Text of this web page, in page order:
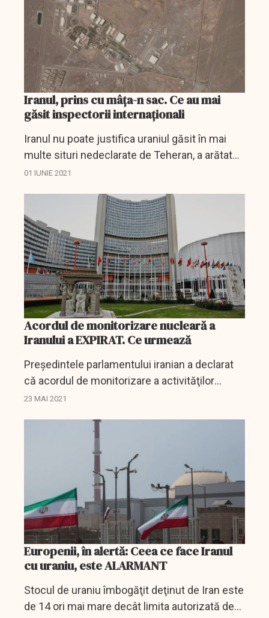
Iranul, prins cu mâța-n sac. Ce au mai
găsit inspectorii internaționali
Iranul nu poate justifica uraniul găsit în mai
multe situri nedeclarate de Teheran, a arătat
luni un raport al instituției de supraveghere
01 IUNIE 2021
Acordul de monitorizare nucleară a
Iranului a EXPIRAT. Ce urmează
Preşedintele parlamentului iranian a declarat
că acordul de monitorizare a activităţilor
nucleare de către Agenţia Internaţională
23 MAI 2021
Europenii, în alertă: Ceea ce face Iranul
cu uraniu, este ALARMANT
Stocul de uraniu îmbogăţit deţinut de Iran este
de 14 ori mai mare decât limita autorizată de